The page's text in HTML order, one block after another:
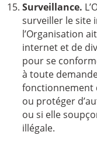
Surveillance.
surveiller le site
l’Organisation
internet et de
pour se
à toute
fonctionnement
ou protéger
ou si elle
illégale.